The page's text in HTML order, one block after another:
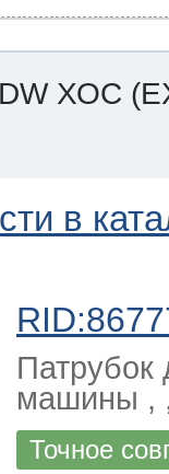
DW ХОС
в
Патрубок
машины ,
Точное